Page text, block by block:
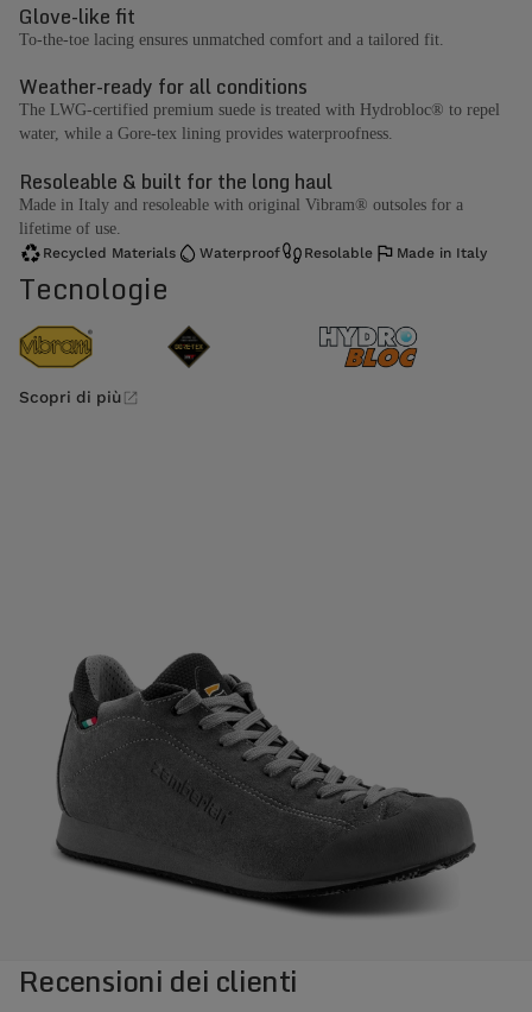
Glove-like fit
To-the-toe lacing ensures unmatched comfort and a tailored fit.
Weather-ready for all conditions
The LWG-certified premium suede is treated with Hydrobloc® to repel
water, while a Gore-tex lining provides waterproofness.
Resoleable & built for the long haul
Made in Italy and resoleable with original Vibram® outsoles for a
lifetime of use.
Recycled Materials Waterproof Resolable Made in Italy
Tecnologie
Scopri di più
Recensioni dei clienti